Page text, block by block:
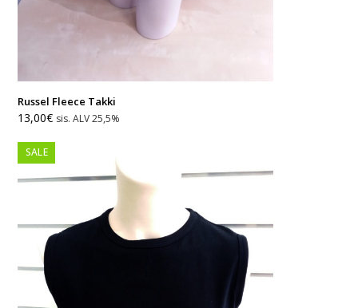
Russel Fleece Takki
Alkuperäinen
oli:
26,00€.
13,00€Nykyinen
13,00€.
sis. ALV 25,5%
SALE